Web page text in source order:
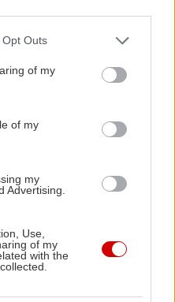
uses one or more Google
behaviour. You may click to
and its third-party tags to
purposes in below Google
Outs
of my
of my
my
Advertising.
Use,
of my
with the
Μάτι,
το
νερών και του
με το «αντίπαλο
μειονεκτήματά τους,
πολύ ο βοριάς, όπως
Σαββατοκύριακα: Αν